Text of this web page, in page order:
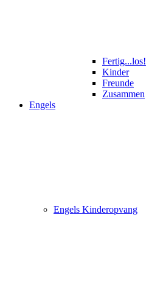
Fertig...los!
Kinder
Freunde
Zusammen
Engels
Engels Kinderopvang